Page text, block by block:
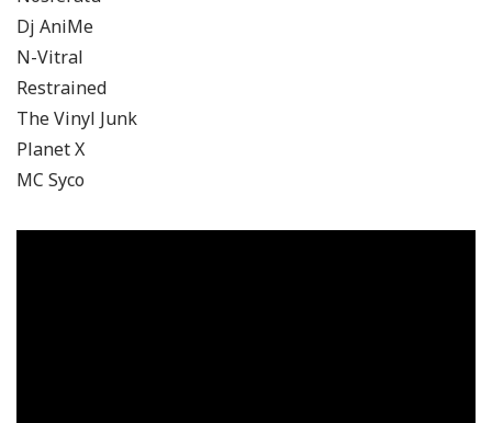
Dj AniMe
N-Vitral
Restrained
The Vinyl Junk
Planet X
MC Syco